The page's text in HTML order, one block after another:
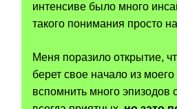
интенсиве было много
такого понимания просто
Меня поразило открытие,
берет свое начало из
вспомнить много эпизодов